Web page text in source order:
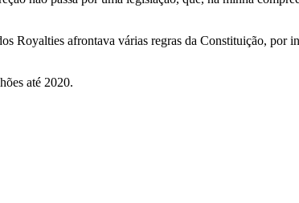
Royalties afrontava várias regras da Constituição, por
até 2020.